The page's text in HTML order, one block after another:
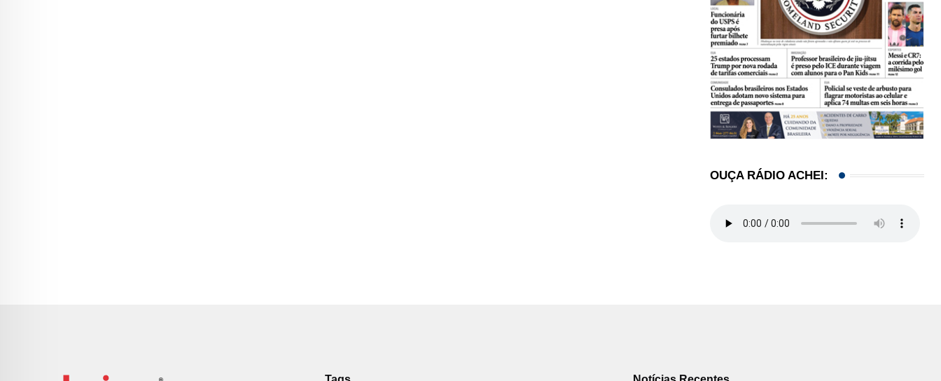
OUÇA RÁDIO ACHEI: